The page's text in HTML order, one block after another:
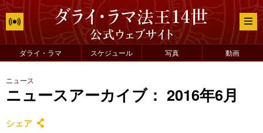
ダライ・ラマ スケジュール 写真 動画
ニュース
ニュースアーカイブ： 2016年6月
シェア